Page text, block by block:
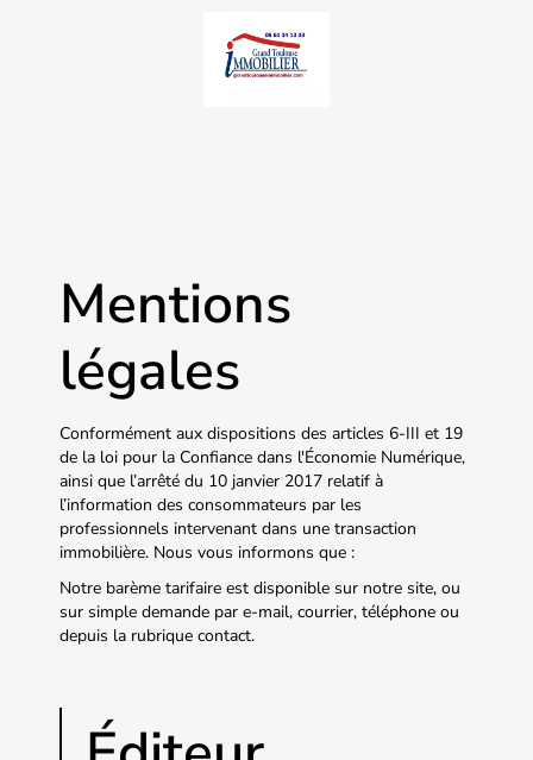
Mentions
légales
Conformément aux dispositions des articles 6-III et 19
de la loi pour la Confiance dans l'Économie Numérique,
ainsi que l’arrêté du 10 janvier 2017 relatif à
l’information des consommateurs par les
professionnels intervenant dans une transaction
immobilière. Nous vous informons que :
Notre barème tarifaire est disponible sur notre site, ou
sur simple demande par e-mail, courrier, téléphone ou
depuis la rubrique contact.